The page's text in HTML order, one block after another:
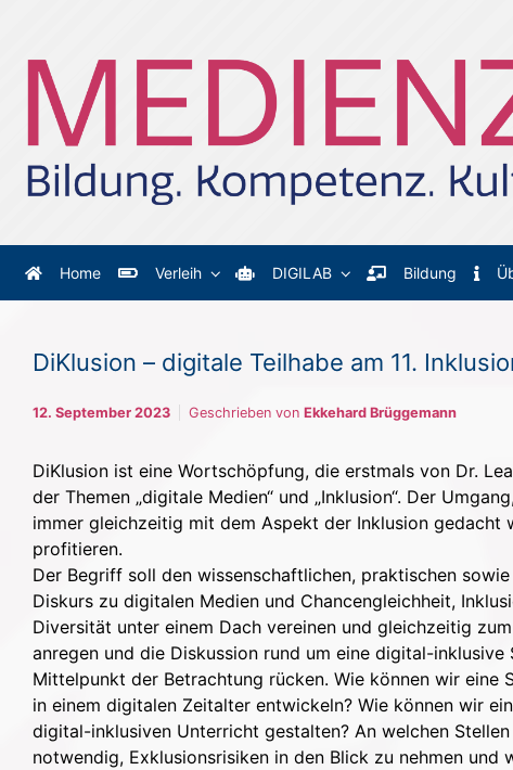
Home Verleih DIGILAB Bildung
DiKlusion – digitale Teilhabe am 11.
12. September 2023 Geschrieben von Ekkehard Brüggemann
DiKlusion ist eine Wortschöpfung, die erstmals von Dr.
der Themen „digitale Medien“ und „Inklusion“. Der
immer gleichzeitig mit dem Aspekt der Inklusion gedacht
profitieren.
Der Begriff soll den wissenschaftlichen, praktischen
Diskurs zu digitalen Medien und Chancengleichheit,
Diversität unter einem Dach vereinen und gleichzeitig
anregen und die Diskussion rund um eine digital-inklusive
Mittelpunkt der Betrachtung rücken. Wie können wir eine
in einem digitalen Zeitalter entwickeln? Wie können wir
digital-inklusiven Unterricht gestalten? An welchen
notwendig, Exklusionsrisiken in den Blick zu nehmen und